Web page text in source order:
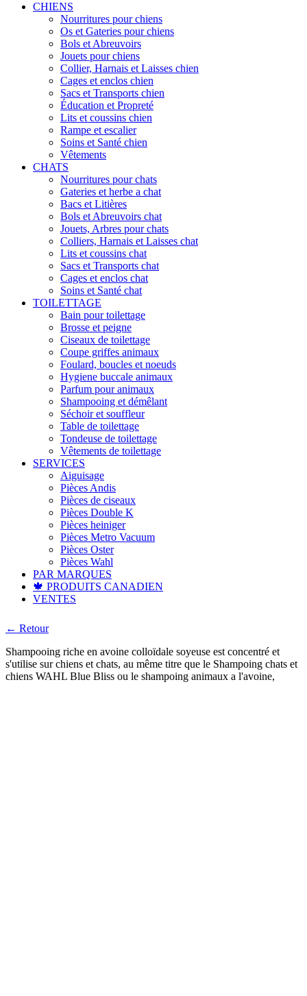
CHIENS
Nourritures pour chiens
Os et Gateries pour chiens
Bols et Abreuvoirs
Jouets pour chiens
Collier, Harnais et Laisses chien
Cages et enclos chien
Sacs et Transports chien
Éducation et Propreté
Lits et coussins chien
Rampe et escalier
Soins et Santé chien
Vêtements
CHATS
Nourritures pour chats
Gateries et herbe a chat
Bacs et Litières
Bols et Abreuvoirs chat
Jouets, Arbres pour chats
Colliers, Harnais et Laisses chat
Lits et coussins chat
Sacs et Transports chat
Cages et enclos chat
Soins et Santé chat
TOILETTAGE
Bain pour toilettage
Brosse et peigne
Ciseaux de toilettage
Coupe griffes animaux
Foulard, boucles et noeuds
Hygiene buccale animaux
Parfum pour animaux
Shampooing et démêlant
Séchoir et souffleur
Table de toilettage
Tondeuse de toilettage
Vêtements de toilettage
SERVICES
Aiguisage
Pièces Andis
Pièces de ciseaux
Pièces Double K
Pièces heiniger
Pièces Metro Vacuum
Pièces Oster
Pièces Wahl
PAR MARQUES
🍁 PRODUITS CANADIEN
VENTES
← Retour
Shampooing riche en avoine colloïdale soyeuse est concentré et
s'utilise sur chiens et chats, au même titre que le Shampoing chats et
chiens WAHL Blue Bliss ou le shampoing animaux a l'avoine,